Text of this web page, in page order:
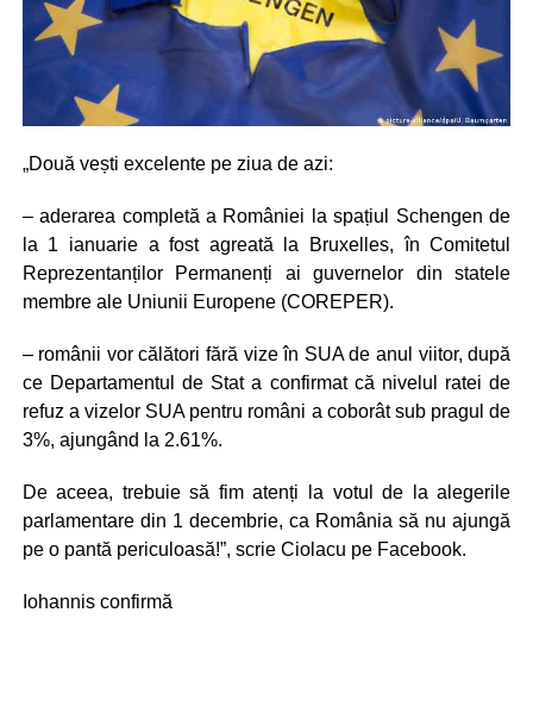
„Două vești excelente pe ziua de azi:
– aderarea completă a României la spațiul Schengen de
la 1 ianuarie a fost agreată la Bruxelles, în Comitetul
Reprezentanților Permanenți ai guvernelor din statele
membre ale Uniunii Europene (COREPER).
– românii vor călători fără vize în SUA de anul viitor, după
ce Departamentul de Stat a confirmat că nivelul ratei de
refuz a vizelor SUA pentru români a coborât sub pragul de
3%, ajungând la 2.61%.
De aceea, trebuie să fim atenți la votul de la alegerile
parlamentare din 1 decembrie, ca România să nu ajungă
pe o pantă periculoasă!”, scrie Ciolacu pe Facebook.
Iohannis confirmă